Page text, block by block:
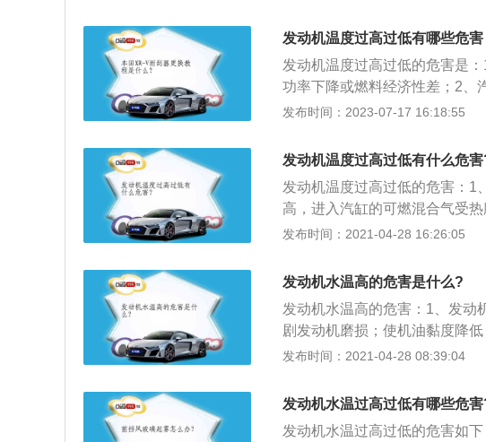
的粘度增大，引起润滑不良，
发动机温度过高过低有哪些危害
发动机温度过高过低的危害是
功率下降或燃料经济性差；2、
不良加速磨损，导致机件卡死
消耗；6、温度过低而未汽化的
机件的磨损；7、发动机启动困
发布时间：2023-07-17 16:18:55
发动机温度过高过低有什么危害
发动机温度过高过低的危害：1
高，进入汽缸的可燃混合气受
能引起可燃混合汽自燃，从而
间隙，造成摩擦阻力增大，严
转，机油因温度过高变稀，使
的危害发动机工作时，温度过
机功率下降；3、机油因温度过
因温度过低而未完全汽化的燃
发布时间：2021-04-28 16:26:05
发动机水温高的危害是什么?
发动机水温高的危害：1、发动
剧发动机磨损；使机油黏度降
寿命降低；2、汽缸垫损坏，可
查，应该经常察看水箱是否有
液，以提高沸点，延长使用寿
防冻液。这样可以起到提高沸
发布时间：2021-04-28 08:39:04
发动机水温过高过低有哪些危害
发动机水温过高过低的危害如